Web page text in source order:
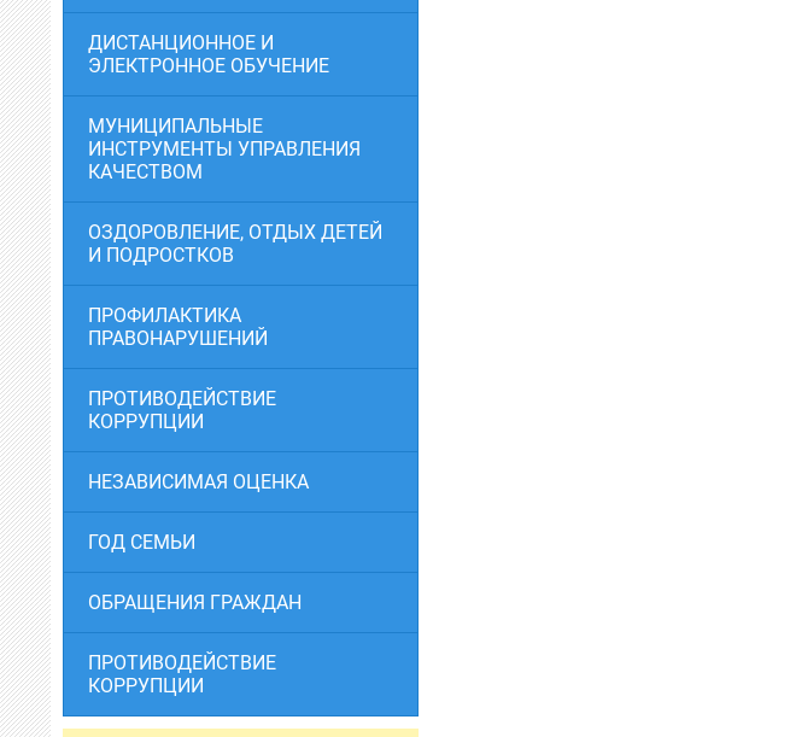
ДИСТАНЦИОННОЕ И
ЭЛЕКТРОННОЕ ОБУЧЕНИЕ
МУНИЦИПАЛЬНЫЕ
ИНСТРУМЕНТЫ УПРАВЛЕНИЯ
КАЧЕСТВОМ
ОЗДОРОВЛЕНИЕ, ОТДЫХ ДЕТЕЙ
И ПОДРОСТКОВ
ПРОФИЛАКТИКА
ПРАВОНАРУШЕНИЙ
ПРОТИВОДЕЙСТВИЕ
КОРРУПЦИИ
НЕЗАВИСИМАЯ ОЦЕНКА
ГОД СЕМЬИ
ОБРАЩЕНИЯ ГРАЖДАН
ПРОТИВОДЕЙСТВИЕ
КОРРУПЦИИ